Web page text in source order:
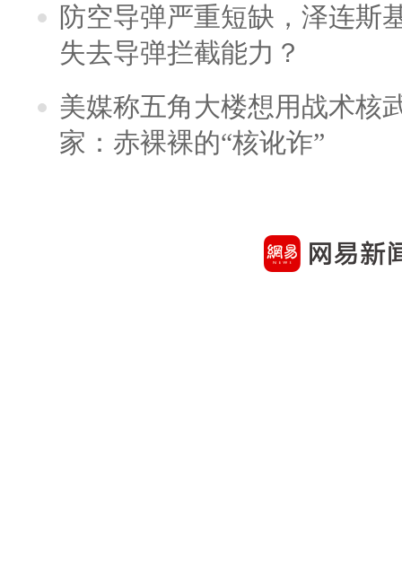
防空导弹严重短缺，泽连斯
失去导弹拦截能力？
美媒称五角大楼想用战术核
家：赤裸裸的“核讹诈”